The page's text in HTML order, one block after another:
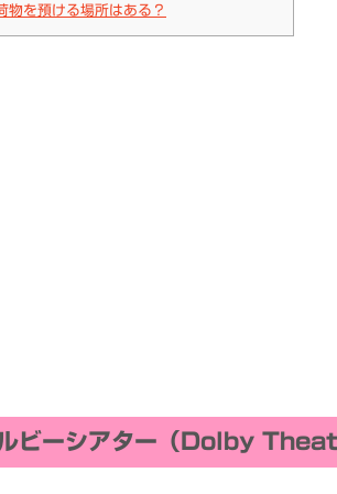
物を預ける場所はある？
ルビーシアター（Dolby